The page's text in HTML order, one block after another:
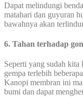
Dapat melindungi
matahari dan guyuran
bawahnya akan
6. Tahan terhadap
Seperti yang sudah kita
gempa terlebih
Kanopi membran ini
bumi dan dapat